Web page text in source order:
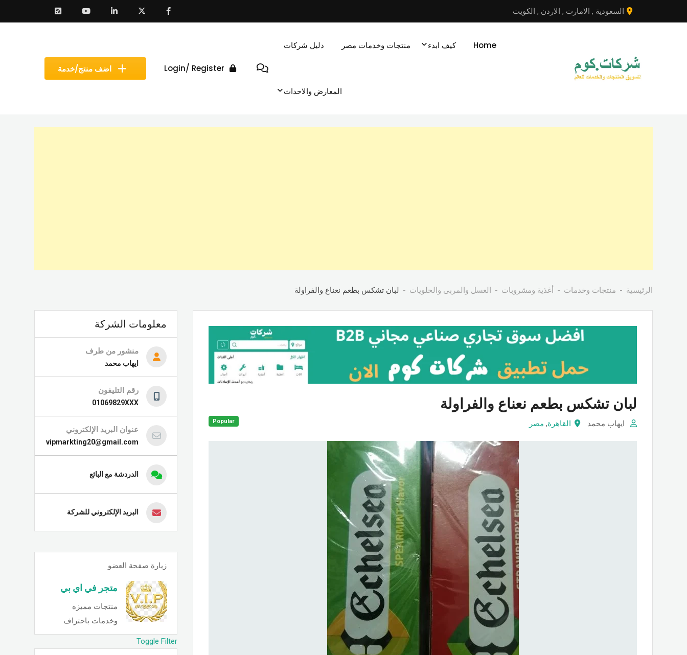
إلى
السعودية , الامارت , الاردن , الكويت
اضف منتج/خدمة Login/ Register
Home كيف ابدء منتجات وخدمات مصر دليل شركات
المعارض والاحداث
الرئيسية منتجات وخدمات أغذية ومشروبات العسل والمربى والحلويات لبان تشكس بطعم نعناع والفراولة
لبان تشكس بطعم نعناع والفراولة
ايهاب محمد القاهرة, مصر Popular
معلومات الشركة
منشور من طرف
ايهاب محمد
رقم التليفون
01069829XXX
عنوان البريد الإلكتروني
vipmarkting20@gmail.com
الدردشة مع البائع
البريد الإلكتروني للشركة
زيارة صفحة العضو
متجر في اي بي
منتجات مميزه
وخدمات باحتراف
Toggle Filter